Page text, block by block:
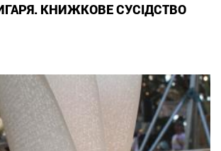
КНИЖКОВЕ СУСІДСТВО